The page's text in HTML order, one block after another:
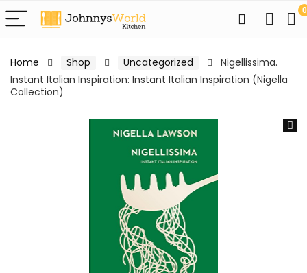
0
Home Shop Uncategorized
Nigellissima.
Instant Italian Inspiration: Instant Italian Inspiration (Nigella
Collection)